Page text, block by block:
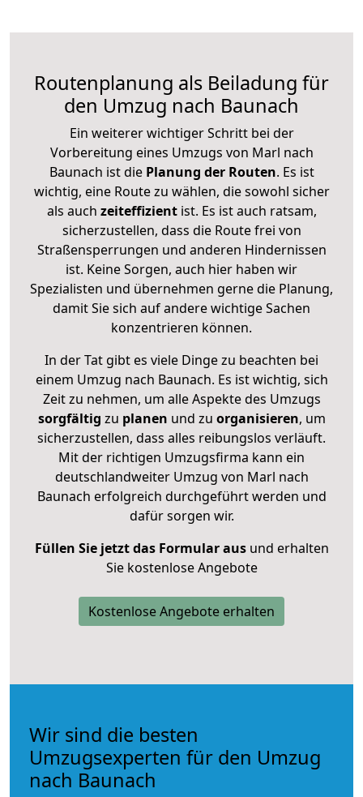
Routenplanung als Beiladung für
den Umzug nach Baunach
Ein weiterer wichtiger Schritt bei der
Vorbereitung eines Umzugs von Marl nach
Baunach ist diePlanung der Routen. Es ist
wichtig, eine Route zu wählen, die sowohl sicher
als auch zeiteffizientist. Es ist auch ratsam,
sicherzustellen, dass die Route frei von
Straßensperrungen und anderen Hindernissen
ist. Keine Sorgen, auch hier haben wir
Spezialisten und übernehmen gerne die Planung,
damit Sie sich auf andere wichtige Sachen
konzentrieren können.
In der Tat gibt es viele Dinge zu beachten bei
einem Umzug nach Baunach. Es ist wichtig, sich
Zeit zu nehmen, um alle Aspekte des Umzugs
sorgfältig zu planen und zu organisieren, um
sicherzustellen, dass alles reibungslos verläuft.
Mit der richtigen Umzugsfirma kann ein
deutschlandweiter Umzug von Marl nach
Baunach erfolgreich durchgeführt werden und
dafür sorgen wir.
Füllen Sie jetzt das Formular ausund erhalten
Sie kostenlose Angebote
Kostenlose Angebote erhalten
Wir sind die besten
Umzugsexperten für den Umzug
nach Baunach